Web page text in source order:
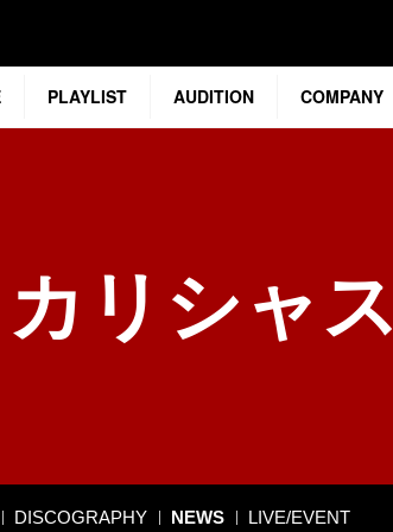
PLAYLIST AUDITION COMPANY
リシャス
DISCOGRAPHY NEWS LIVE/EVENT